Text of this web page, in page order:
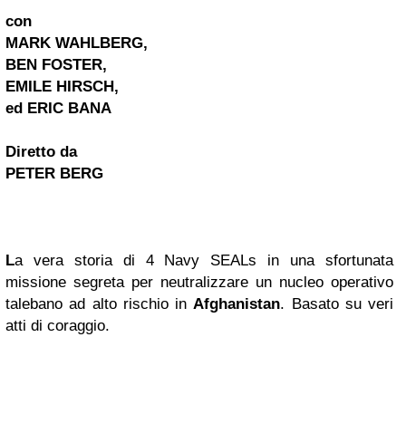
con
MARK WAHLBERG,
BEN FOSTER,
EMILE HIRSCH,
ed ERIC BANA
Diretto da
PETER BERG
La vera storia di 4 Navy SEALs in una sfortunata
missione segreta per neutralizzare un nucleo operativo
talebano ad alto rischio inAfghanistan. Basato su veri
atti di coraggio.